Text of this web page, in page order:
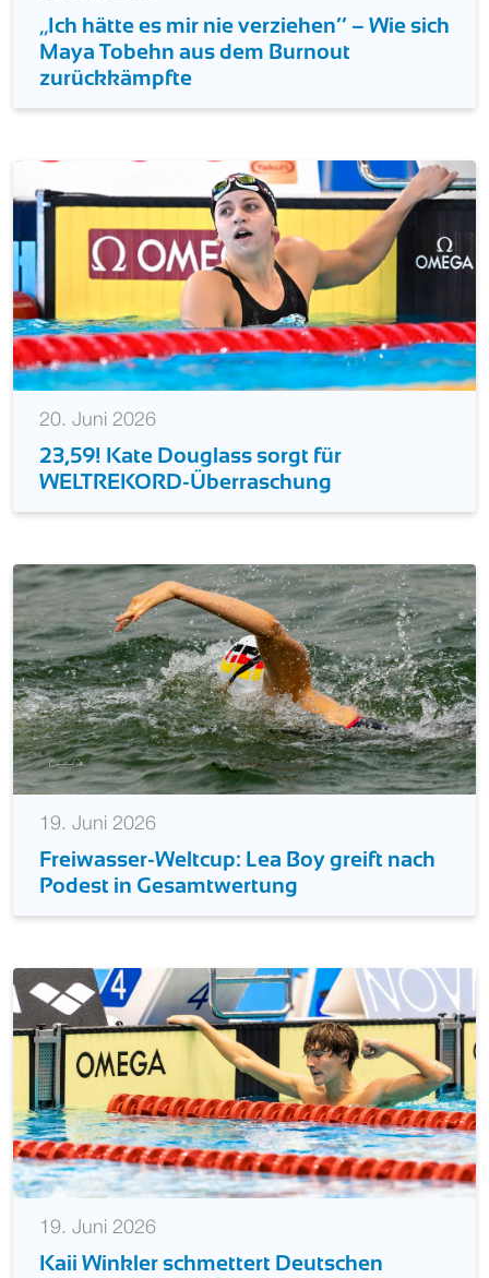
‚‚Ich hätte es mir nie verziehen‘‘ – Wie sich
Maya Tobehn aus dem Burnout
zurückkämpfte
20. Juni 2026
23,59! Kate Douglass sorgt für
WELTREKORD-Überraschung
19. Juni 2026
Freiwasser-Weltcup: Lea Boy greift nach
Podest in Gesamtwertung
19. Juni 2026
Kaii Winkler schmettert Deutschen